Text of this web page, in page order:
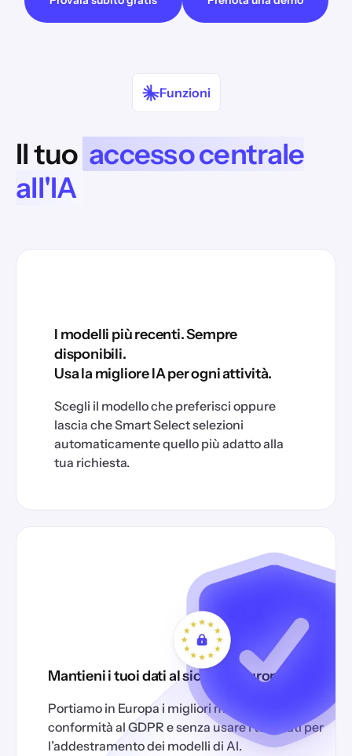
Funzioni
Il tuo accesso centrale
all'IA
I modelli più recenti. Sempre
disponibili.
Usa la migliore IA per ogni attività.
Scegli il modello che preferisci oppure
lascia che Smart Select selezioni
automaticamente quello più adatto alla
tua richiesta.
Mantieni i tuoi dati al sicuro in Europa.
Portiamo in Europa i migliori modelli di AI, in
conformità al GDPR e senza usare i tuoi dati per
l’addestramento dei modelli di AI.